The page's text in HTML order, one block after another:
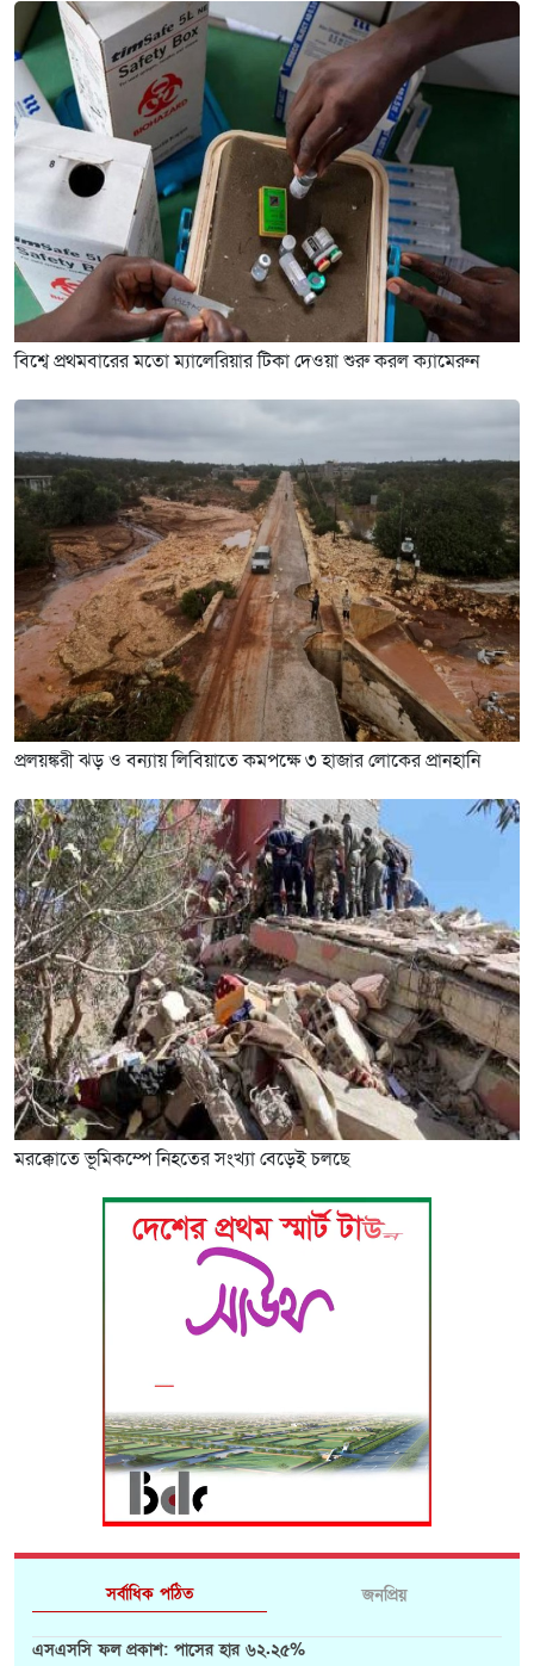
বিশ্বে প্রথমবারের মতো ম্যালেরিয়ার টিকা দেওয়া শুরু করল ক্যামেরুন
প্রলয়ঙ্করী ঝড় ও বন্যায় লিবিয়াতে কমপক্ষে ৩ হাজার লোকের প্রানহানি
মরক্কোতে ভূমিকম্পে নিহতের সংখ্যা বেড়েই চলছে
সর্বাধিক পঠিত জনপ্রিয়
এসএসসি ফল প্রকাশ: পাসের হার ৬২.২৫%